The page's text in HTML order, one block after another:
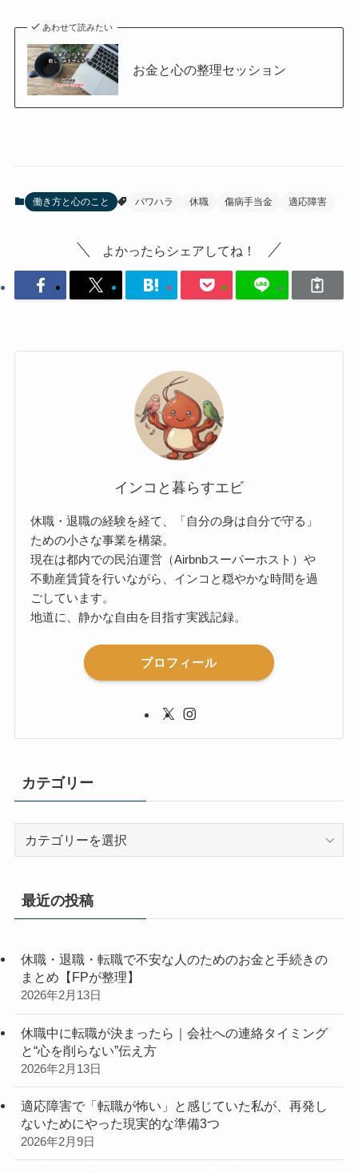
あわせて読みたい
お金と心の整理セッション
働き方と心のこと パワハラ 休職 傷病手当金 適応障害
よかったらシェアしてね！
インコと暮らすエビ
休職・退職の経験を経て、「自分の身は自分で守る」
ための小さな事業を構築。
現在は都内での民泊運営（Airbnbスーパーホスト）や
不動産賃貸を行いながら、インコと穏やかな時間を過
ごしています。
地道に、静かな自由を目指す実践記録。
プロフィール
カテゴリー
リ
最近の投稿
休職・退職・転職で不安な人のためのお金と手続きの
まとめ【FPが整理】
2026年2月13日
休職中に転職が決まったら｜会社への連絡タイミング
と“心を削らない”伝え方
2026年2月13日
適応障害で「転職が怖い」と感じていた私が、再発し
ないためにやった現実的な準備3つ
2026年2月9日